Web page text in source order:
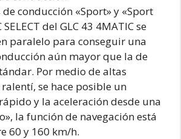
conducción «Sport» y «Sport
del GLC 43 4MATIC se
paralelo para conseguir una
aún mayor que la de
Por medio de altas
se hace posible un
y la aceleración desde una
la función de navegación está
60 y 160 km/h.